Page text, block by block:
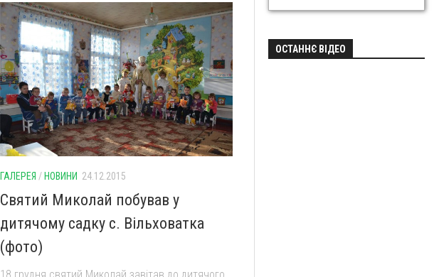
ГАЛЕРЕЯ / НОВИНИ 24.12.2015
Святий Миколай побував у
дитячому садку с. Вільховатка
(фото)
18 грудня святий Миколай завітав до дитячого
ОСТАННЄ ВІДЕО